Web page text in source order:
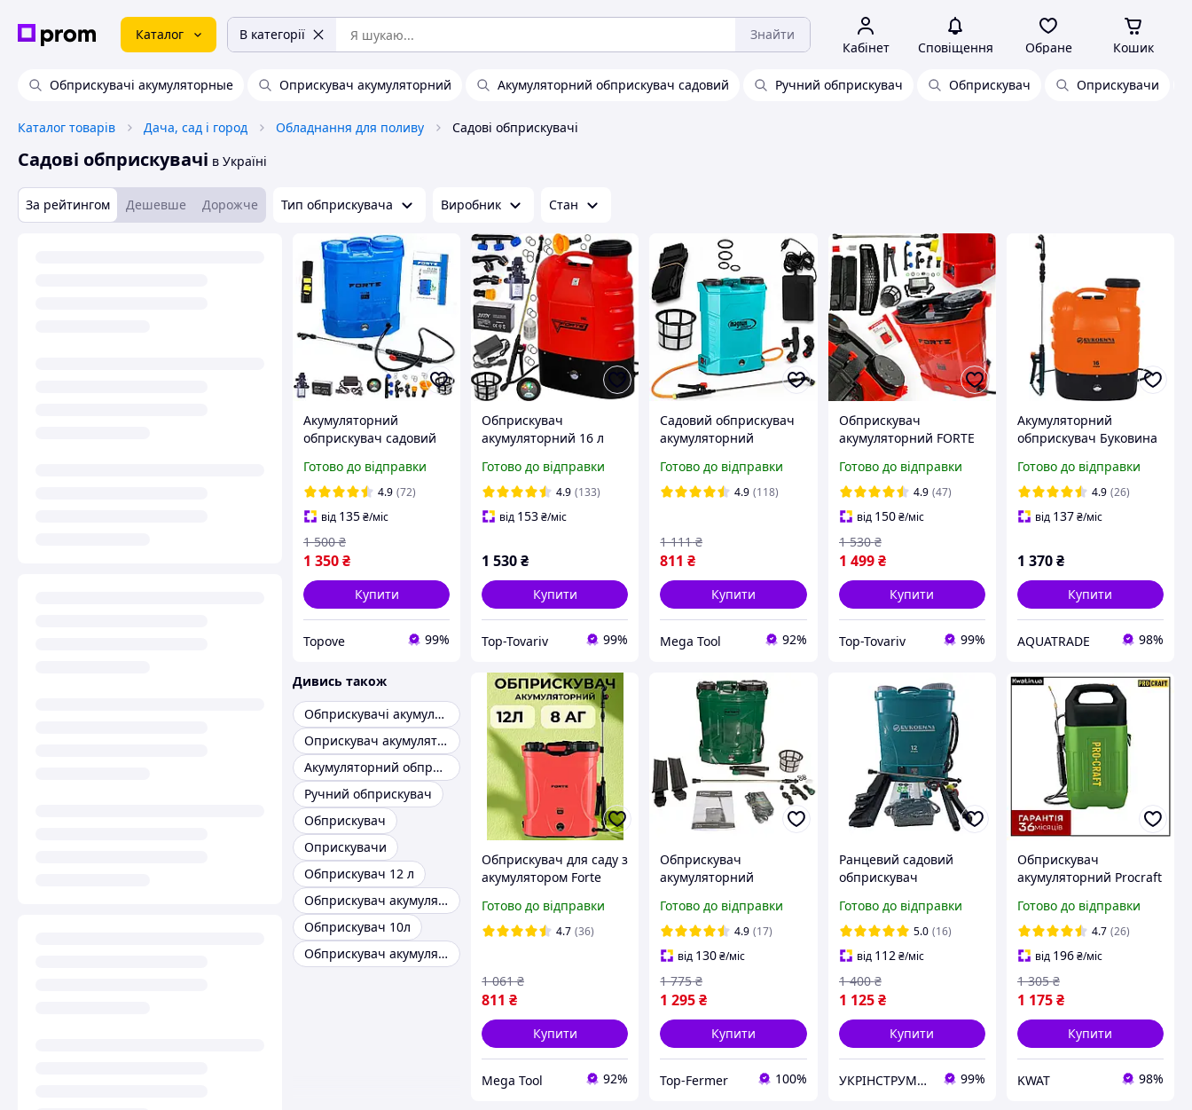
Каталог В категорії Знайти
Кабінет Сповіщення Обране Кошик
Обприскувачі акумуляторные Оприскувач акумуляторний Акумуляторний обприскувач садовий Ручний обприскувач Обприскувач Оприскувачи
Каталог товарів Дача, сад і город Обладнання для поливу Садові обприскувачі
Садові обприскувачі в Україні
За рейтингом Дешевше Дорожче Тип обприскувача Виробник Стан
Акумуляторний
обприскувач садовий
виноградників та
городу, Ранцевий
обприскувач FORTE
Готово до відправки
4.9 (72)
від 135₴/міс
1 350₴
1 500 ₴
Купити
Topove 99%
Обприскувач
акумуляторний 16 л
оприскувачі для дерев,
городу, саду і
виноградник
Готово до відправки
4.9 (133)
від 153₴/міс
1 530₴
Купити
Top-Tovariv 99%
Садовий обприскувач
акумуляторний
оприскувач для квітів
оприскувач для городу
Готово до відправки
4.9 (118)
811 ₴
1 111 ₴
Купити
Mega Tool 92%
Обприскувач
акумуляторний FORTE
Готово до відправки
4.9 (47)
від 150 ₴/міс
1 499 ₴
1 530 ₴
Купити
Top-Tovariv 99%
Акумуляторний
обприскувач Буковина
Готово до відправки
4.9 (26)
від 137₴/міс
1 370₴
Купити
AQUATRADE 98%
Дивись також
Обприскувачі акумуляторные
Оприскувач акумуляторний
Акумуляторний обприскувач садовий
Ручний обприскувач
Обприскувач
Оприскувачи
Обприскувач 12 л
Обприскувач акумуляторний 16 л
Обприскувач 10л
Обприскувач акумуляторний з літієвою батареєю
Обприскувач для саду з
акумулятором Forte
акумуляторні 8 А·год
Розпилювач для дерев
Готово до відправки
4.7 (36)
811 ₴
1 061 ₴
Купити
Mega Tool 92%
Обприскувач
акумуляторний
1810k 10 л ранцевий
для саду та городу з
телескопічною
штангою
Готово до відправки
4.9 (17)
від 130₴/міс
1 295₴
1 775 ₴
Купити
Top-Fermer 100%
Ранцевий садовий
обприскувач
акумуляторний
Буковина CL-12A для
городу, саду, теплиці
Готово до відправки
5.0 (16)
від 112 ₴/міс
1 125 ₴
1 400 ₴
Купити
УКРІНСТРУМЕНТ 99%
Обприскувач
акумуляторний Procraft
Телескопічна трубка
АКБ 12 В 2 Ач ЗП
Готово до відправки
4.7 (26)
від 196₴/міс
1 175₴
1 305 ₴
Купити
KWAT 98%